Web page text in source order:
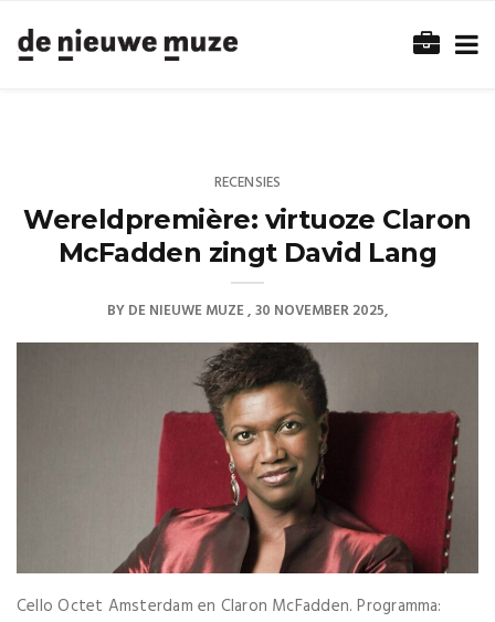
RECENSIES
Wereldpremière: virtuoze Claron
McFadden zingt David Lang
BYDE NIEUWE MUZE 30 NOVEMBER 2025
Cello Octet Amsterdam en Claron McFadden. Programma: